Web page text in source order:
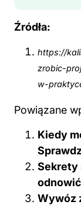
Źródła:
https://
zrobic-
w-
Powiązane
Kiedy
Sekrety
Wywóz